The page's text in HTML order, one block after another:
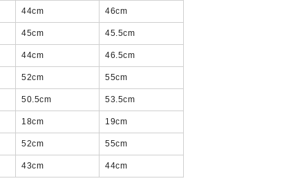
44cm 46cm
45cm 45.5cm
44cm 46.5cm
52cm 55cm
50.5cm 53.5cm
18cm 19cm
52cm 55cm
43cm 44cm